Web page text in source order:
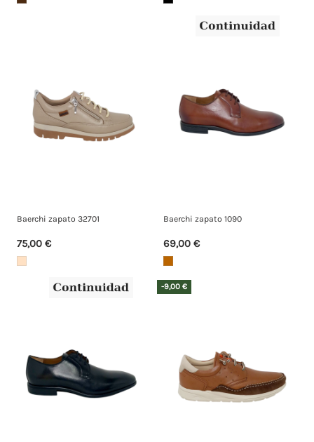
Baerchi zapato 32701
75,00 €
Baerchi zapato 1090
69,00 €
-9,00 €